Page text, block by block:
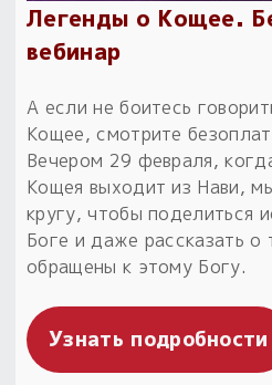
Легенды о Кощее.
вебинар
А если не боитесь
Кощее, смотрите
Вечером 29 февраля,
Кощея выходит из Нави,
кругу, чтобы поделиться
Боге и даже рассказать о
обращены к этому Богу.
Узнать подробности